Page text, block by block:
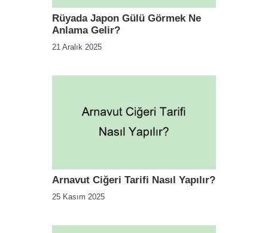
Rüyada Japon Gülü Görmek Ne
Anlama Gelir?
21 Aralık 2025
Arnavut Ciğeri Tarifi Nasıl Yapılır?
25 Kasım 2025